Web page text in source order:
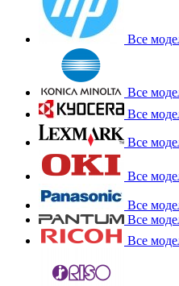
Все
Все
Все
Все
Все
Все
Все
Все